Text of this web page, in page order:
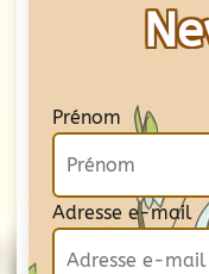
Prénom
Adresse e-mail